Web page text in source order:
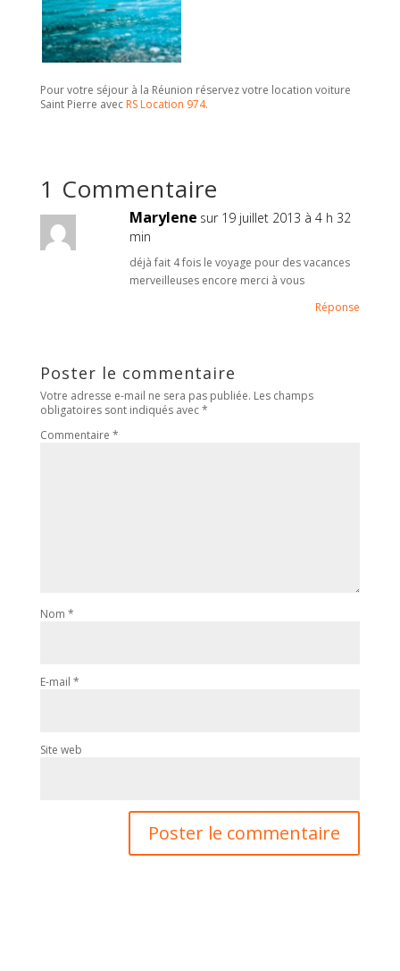
Pour votre séjour à la Réunion réservez votre location voiture
Saint Pierre avec RS Location 974.
1 Commentaire
Marylene sur 19 juillet 2013 à 4 h 32
min
déjà fait 4 fois le voyage pour des vacances
merveilleuses encore merci à vous
Réponse
Poster le commentaire
Votre adresse e-mail ne sera pas publiée. Les champs
obligatoires sont indiqués avec*
Commentaire *
Nom *
E-mail *
Site web